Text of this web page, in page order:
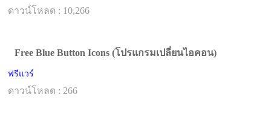
ดาวน์โหลด : 10,266
Free Blue Button Icons (โปรแกรมเปลี่ยนไอคอน)
ฟรีแวร์
ดาวน์โหลด : 266